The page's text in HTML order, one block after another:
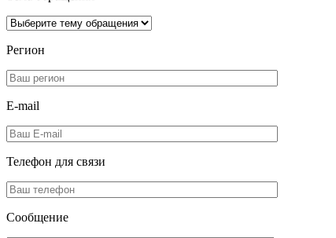
Регион
E-mail
Телефон для связи
Сообщение